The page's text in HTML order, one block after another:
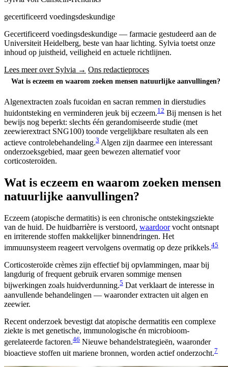
gecertificeerd voedingsdeskundige
Gecertificeerd voedingsdeskundige — farmacie gestudeerd aan de
Universiteit Heidelberg, beste van haar lichting. Sylvia toetst onze
inhoud op juistheid, veiligheid en actuele richtlijnen.
Lees meer over Sylvia → Ons redactieproces
Wat is eczeem en waarom zoeken mensen natuurlijke aanvullingen?
Algenextracten zoals fucoidan en sacran remmen in dierstudies
huidontsteking en verminderen jeuk bij eczeem.1 2 Bij mensen is het
bewijs nog beperkt: slechts één gerandomiseerde studie (met
zeewierextract SNG100) toonde vergelijkbare resultaten als een
actieve controlebehandeling.3 Algen zijn daarmee een interessant
onderzoeksgebied, maar geen bewezen alternatief voor
corticosteroïden.
Wat is eczeem en waarom zoeken mensen
natuurlijke aanvullingen?
Eczeem (atopische dermatitis) is een chronische ontstekingsziekte
van de huid. De huidbarrière is verstoord, waardoorvocht ontsnapt
en irriterende stoffen makkelijker binnendringen. Het
immuunsysteem reageert vervolgens overmatig op deze prikkels.45
Corticosteroïde crèmes zijn effectief bij opvlammingen, maar bij
langdurig of frequent gebruik ervaren sommige mensen
bijwerkingen zoals huidverdunning.5 Dat verklaart de interesse in
aanvullende behandelingen — waaronder extracten uit algen en
zeewier.
Recent onderzoek bevestigt dat atopische dermatitis een complexe
ziekte is met genetische, immunologische én microbioom-
gerelateerde factoren.46 Nieuwe behandelstrategieën, waaronder
bioactieve stoffen uit mariene bronnen, worden actief onderzocht.7